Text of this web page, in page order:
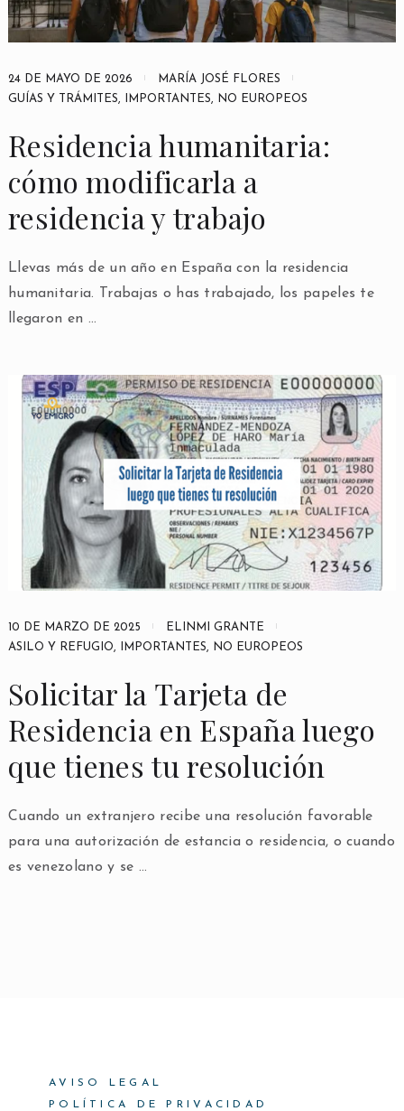
24 DE MAYO DE 2026
MARÍA JOSÉ FLORES
GUÍAS Y TRÁMITES, IMPORTANTES, NO EUROPEOS
Residencia humanitaria:
cómo modificarla a
residencia y trabajo
Llevas más de un año en España con la residencia
humanitaria. Trabajas o has trabajado, los papeles te
llegaron en …
10 DE MARZO DE 2025
ELINMI GRANTE
ASILO Y REFUGIO, IMPORTANTES, NO EUROPEOS
Solicitar la Tarjeta de
Residencia en España luego
que tienes tu resolución
Cuando un extranjero recibe una resolución favorable
para una autorización de estancia o residencia, o cuando
es venezolano y se …
AVISO LEGAL
POLÍTICA DE PRIVACIDAD